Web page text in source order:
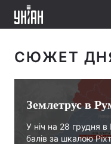
СЮЖЕТ
Землетрус в
У ніч на 28 грудня
балів за шкалою